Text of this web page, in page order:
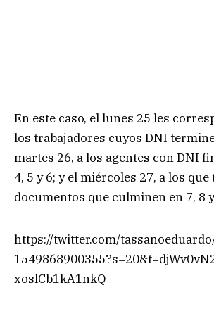
En este caso, el lunes 25 les
los trabajadores cuyos DNI
martes 26, a los agentes con DNI
4, 5 y 6; y el miércoles 27, a los que
documentos que culminen en 7, 8
https://twitter.com/
xoslCb1kA1nkQ